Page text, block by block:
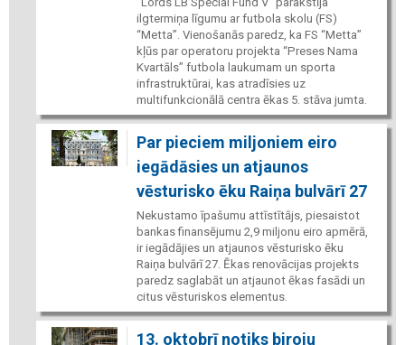
ilgtermiņa līgumu ar futbola skolu (FS)
“Metta”. Vienošanās paredz, ka FS “Metta”
kļūs par operatoru projekta “Preses Nama
Kvartāls” futbola laukumam un sporta
infrastruktūrai, kas atradīsies uz
multifunkcionālā centra ēkas 5. stāva jumta.
Par pieciem miljoniem eiro
iegādāsies un atjaunos
vēsturisko ēku Raiņa bulvārī 27
Nekustamo īpašumu attīstītājs, piesaistot
bankas finansējumu 2,9 miljonu eiro apmērā,
ir iegādājies un atjaunos vēsturisko ēku
Raiņa bulvārī 27. Ēkas renovācijas projekts
paredz saglabāt un atjaunot ēkas fasādi un
citus vēsturiskos elementus.
13. oktobrī notiks biroju